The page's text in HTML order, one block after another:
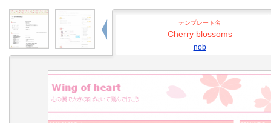
テンプレート名
Cherry blossoms
nob